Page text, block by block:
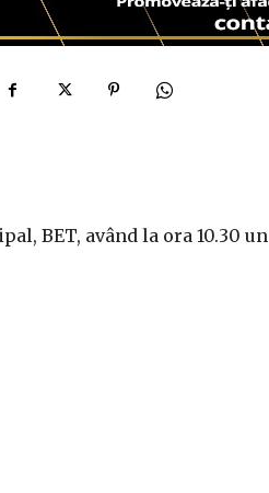
BET, având la ora 10.30 un